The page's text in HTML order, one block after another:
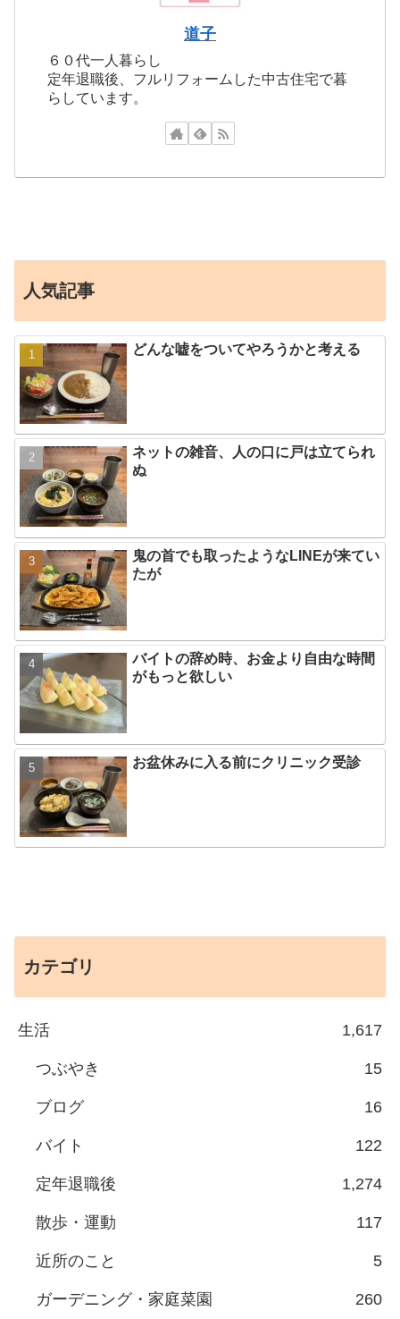
道子
６０代一人暮らし
定年退職後、フルリフォームした中古住宅で暮
らしています。
人気記事
どんな嘘をついてやろうかと考える
ネットの雑音、人の口に戸は立てられ
ぬ
鬼の首でも取ったようなLINEが来てい
たが
バイトの辞め時、お金より自由な時間
がもっと欲しい
お盆休みに入る前にクリニック受診
カテゴリ
生活 1,617
つぶやき 15
ブログ 16
バイト 122
定年退職後 1,274
散歩・運動 117
近所のこと 5
ガーデニング・家庭菜園 260